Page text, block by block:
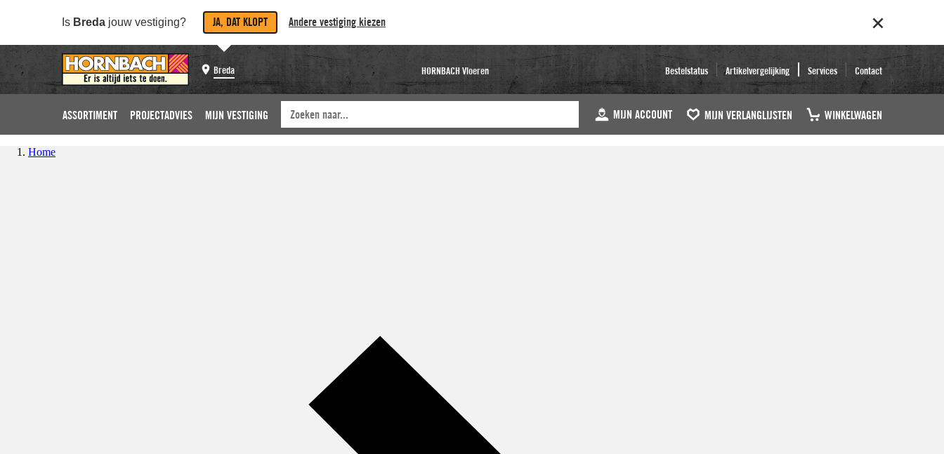
Is Breda jouw vestiging? JA, DAT KLOPT Andere vestiging kiezen
Breda HORNBACH Vloeren Bestelstatus Artikelvergelijking Services Contact
ASSORTIMENT PROJECTADVIES MIJN VESTIGING MIJN ACCOUNT MIJN VERLANGLIJSTEN WINKELWAGEN
Home